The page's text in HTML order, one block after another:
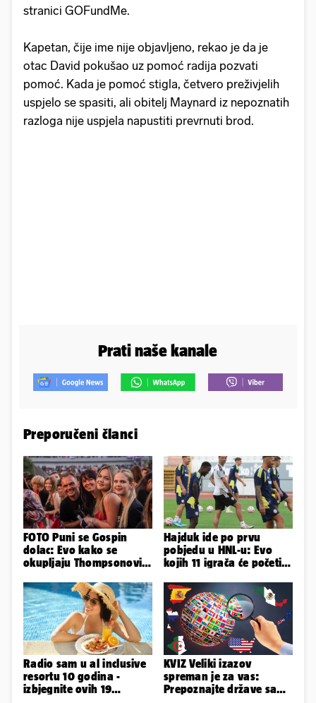
stranici GOFundMe.
Kapetan, čije ime nije objavljeno, rekao je da je
otac David pokušao uz pomoć radija pozvati
pomoć. Kada je pomoć stigla, četvero preživjelih
uspjelo se spasiti, ali obitelj Maynard iz nepoznatih
razloga nije uspjela napustiti prevrnuti brod.
Prati naše kanale
Preporučeni članci
FOTO Puni se Gospin
dolac: Evo kako se
okupljaju Thompsonovi
Hajduk ide po prvu
pobjedu u HNL-u: Evo
kojih 11 igrača će početi
Radio sam u al inclusive
resortu 10 godina -
izbjegnite ovih 19
KVIZ Veliki izazov
spreman je za vas:
Prepoznajte države samo